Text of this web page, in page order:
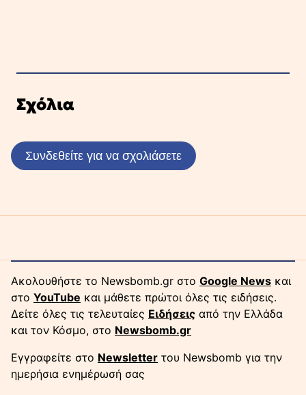
Σχόλια
Συνδεθείτε για να σχολιάσετε
Ακολουθήστε το Newsbomb.gr στο Google News και
στο YouTube και μάθετε πρώτοι όλες τις ειδήσεις.
Δείτε όλες τις τελευταίες Ειδήσεις από την Ελλάδα
και τον Κόσμο, στο Newsbomb.gr
Εγγραφείτε στο Newsletter του Newsbomb για την
ημερήσια ενημέρωσή σας